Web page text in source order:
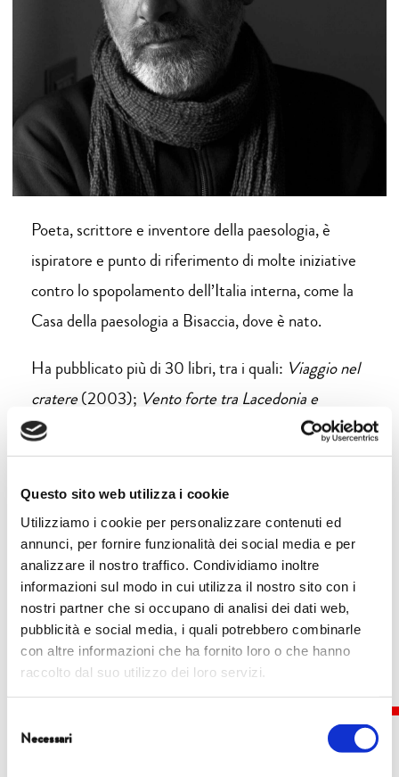
Questo sito web utilizza i cookie
Utilizziamo i cookie per personalizzare contenuti ed
annunci, per fornire funzionalità dei social media e per
analizzare il nostro traffico. Condividiamo inoltre
informazioni sul modo in cui utilizza il nostro sito con i
nostri partner che si occupano di analisi dei dati web,
pubblicità e social media, i quali potrebbero combinarle
con altre informazioni che ha fornito loro o che hanno
raccolto dal suo utilizzo dei loro servizi.
delNecessari
Poeta, scrittore e inventore della paesologia, è
ispiratore e punto di riferimento di molte iniziative
contro lo spopolamento dell’Italia interna, come la
Casa della paesologia a Bisaccia, dove è nato.
Ha pubblicato più di 30 libri, tra i quali: Viaggio nel
cratere(2003); Vento forte tra Lacedonia e
Candela
(2009);
Cartoline dai morti(2010);Terracarne(2011);Cedi
la strada agli alberi(2017);L’infinito senza farci caso
(2019);La cura dello sguardo(2020);Lettera a chi
non c’era(2021);Studi sull’amore(2022);Sacro
minore(2023);Canti della gratitudine(2024).